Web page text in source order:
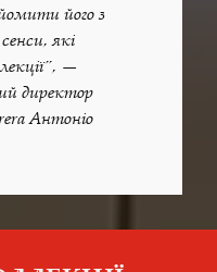
його з
які
—
директор
Антоніо